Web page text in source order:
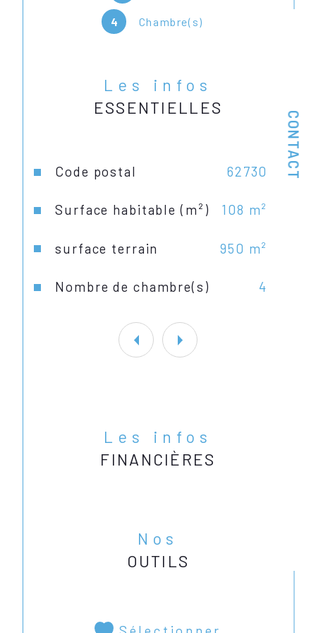
CONTACT
4 Chambre(s)
Les infos
ESSENTIELLES
Caractéristiques Valeurs
Code postal 62730
Surface habitable (m²) 108 m²
surface terrain 950 m²
Nombre de chambre(s) 4
Les infos
FINANCIÈRES
Nos
OUTILS